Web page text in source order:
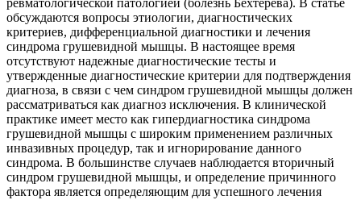
обсуждаются вопросы этиологии, диагностических
критериев, дифференциальной диагностики и лечения
синдрома грушевидной мышцы. В настоящее время
отсутствуют надежные диагностические тесты и
утвержденные диагностические критерии для подтверждения
диагноза, в связи с чем синдром грушевидной мышцы должен
рассматриваться как диагноз исключения. В клинической
практике имеет место как гипердиагностика синдрома
грушевидной мышцы с широким применением различных
инвазивных процедур, так и игнорирование данного
синдрома. В большинстве случаев наблюдается вторичный
синдром грушевидной мышцы, и определение причинного
фактора является определяющим для успешного лечения